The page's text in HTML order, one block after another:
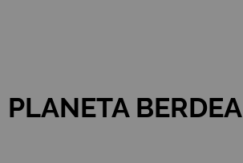
PLANETA BERDEA